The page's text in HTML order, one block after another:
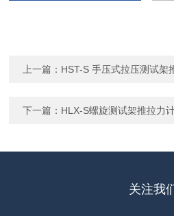
上一篇： HST-S 手压式拉压测试架
下一篇： HLX-S螺旋测试架推拉力
关注我